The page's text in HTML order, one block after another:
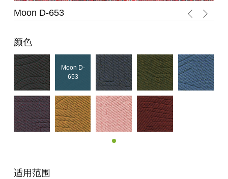
Moon D-653
颜色
Moon D-
653
适用范围